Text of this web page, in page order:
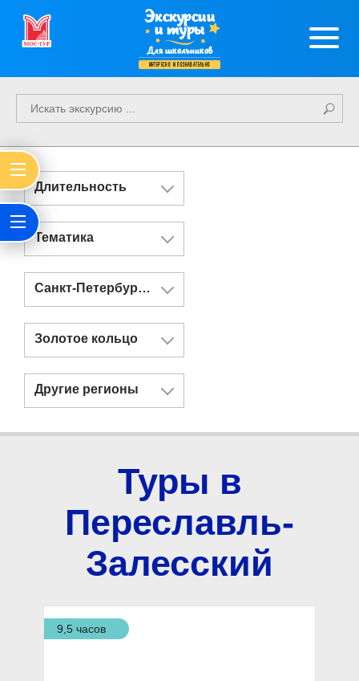
Экскурсии
и туры
Для школьников
интересно и познавательно
Длительность
Тематика
Санкт-Петербург и Казань
Золотое кольцо
Другие регионы
Туры в
Переславль-
Залесский
9,5 часов